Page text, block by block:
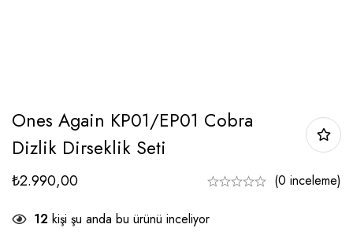
Ones Again KP01/EP01 Cobra
Dizlik Dirseklik Seti
₺2.990,00 (0 inceleme)
12 kişi şu anda bu ürünü inceliyor